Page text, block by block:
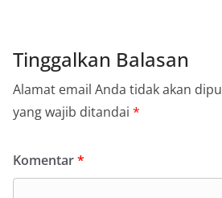
Tinggalkan Balasan
Alamat email Anda tidak akan
yang wajib ditandai *
Komentar*